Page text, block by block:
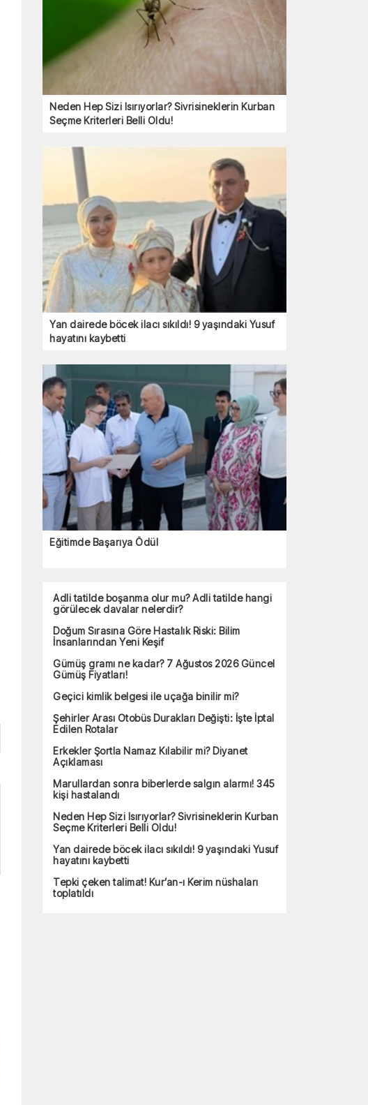
Neden Hep Sizi Isırıyorlar? Sivrisineklerin Kurban
Seçme Kriterleri Belli Oldu!
Yan dairede böcek ilacı sıkıldı! 9 yaşındaki Yusuf
hayatını kaybetti
Eğitimde Başarıya Ödül
Adli tatilde boşanma olur mu? Adli tatilde hangi
görülecek davalar nelerdir?
Doğum Sırasına Göre Hastalık Riski: Bilim
İnsanlarından Yeni Keşif
Gümüş gramı ne kadar? 7 Ağustos 2026 Güncel
Gümüş Fiyatları!
Geçici kimlik belgesi ile uçağa binilir mi?
Şehirler Arası Otobüs Durakları Değişti: İşte İptal
Edilen Rotalar
Erkekler Şortla Namaz Kılabilir mi? Diyanet
Açıklaması
Marullardan sonra biberlerde salgın alarmı! 345
kişi hastalandı
Neden Hep Sizi Isırıyorlar? Sivrisineklerin Kurban
Seçme Kriterleri Belli Oldu!
Yan dairede böcek ilacı sıkıldı! 9 yaşındaki Yusuf
hayatını kaybetti
Tepki çeken talimat! Kur’an-ı Kerim nüshaları
toplatıldı